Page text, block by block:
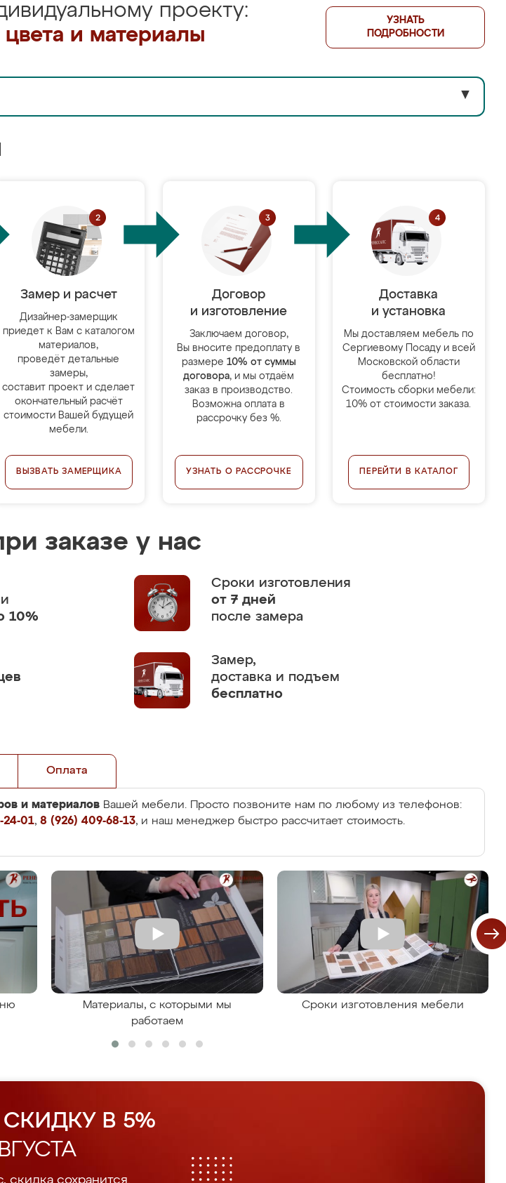
проекту:
и материалы
УЗНАТЬ
ПОДРОБНОСТИ
▼
Замер и расчет
Дизайнер-замерщик
приедет к Вам с каталогом
материалов,
проведёт детальные
замеры,
составит проект и сделает
окончательный расчёт
стоимости Вашей будущей
мебели.
ВЫЗВАТЬ ЗАМЕРЩИКА
Договор
и изготовление
Заключаем договор,
Вы вносите предоплату в
размере 10% от суммы
договора, и мы отдаём
заказ в производство.
Возможна оплата в
рассрочку без %.
УЗНАТЬ О РАССРОЧКЕ
Доставка
и установка
Мы доставляем мебель по
Сергиевому Посаду и всей
Московской области
бесплатно!
Стоимость сборки мебели:
10% от стоимости заказа.
ПЕРЕЙТИ В КАТАЛОГ
заказе у нас
10%
Сроки изготовления
от 7 дней
после замера
Замер,
доставка и подъем
бесплатно
Оплата
и материалов Вашей мебели. Просто позвоните нам по любому из телефонов:
24-01, 8 (926) 409-68-13, и наш менеджер быстро рассчитает стоимость.
Материалы, с которыми мы
работаем
Сроки изготовления мебели
В 5%
скидка сохранится.